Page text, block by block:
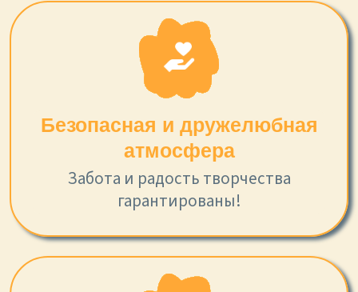
Безопасная и дружелюбная
атмосфера
Забота и радость творчества
гарантированы!